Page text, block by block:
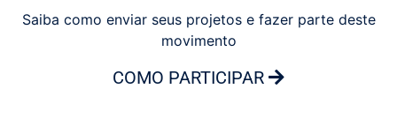
Saiba como enviar seus projetos e fazer parte deste
movimento
COMO PARTICIPAR